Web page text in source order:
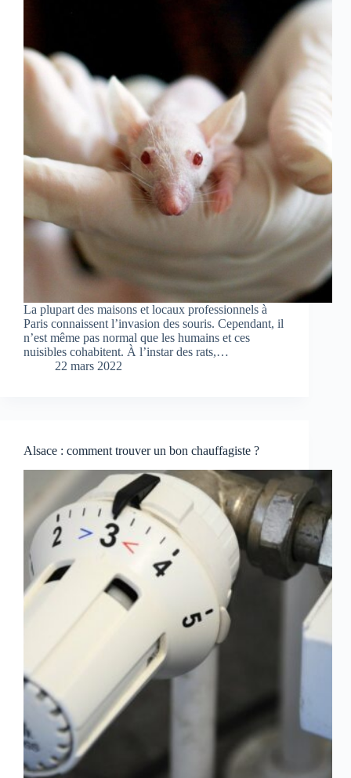
La plupart des maisons et locaux professionnels à
Paris connaissent l’invasion des souris. Cependant, il
n’est même pas normal que les humains et ces
nuisibles cohabitent. À l’instar des rats,…
22 mars 2022
Alsace : comment trouver un bon chauffagiste ?